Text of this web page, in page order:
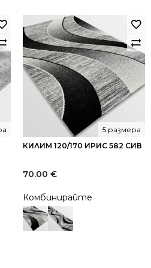
КИЛИМ 120/170 ИРИС 582 СИВ
5 размера
70.00 €
Комбинирайте